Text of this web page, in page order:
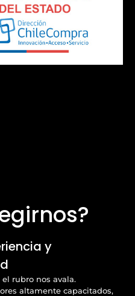
y
rubro nos avala.
altamente capacitados,